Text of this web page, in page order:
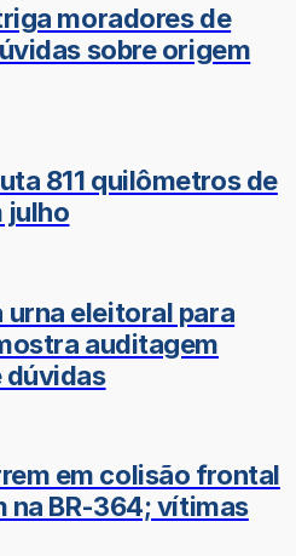
moradores de
sobre origem
811 quilômetros de
julho
urna eleitoral para
auditagem
dúvidas
em colisão frontal
na BR-364; vítimas